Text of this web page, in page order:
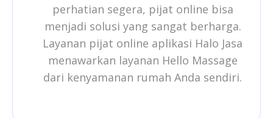
perhatian segera, pijat online bisa
menjadi solusi yang sangat berharga.
Layanan pijat online aplikasi Halo Jasa
menawarkan layanan Hello Massage
dari kenyamanan rumah Anda sendiri.